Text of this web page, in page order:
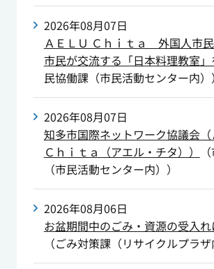
2026年08月07日
ＡＥＬＵ Ｃｈｉｔａ 外国人市
市民が交流する「日本料理教室
民協働課（市民活動センター内） ）
2026年08月07日
知多市国際ネットワーク協議会
Ｃｈｉｔａ（アエル・チタ））
（
（市民活動センター内） ）
2026年08月06日
お盆期間中のごみ・資源の受入
（ごみ対策課（リサイクルプラザ